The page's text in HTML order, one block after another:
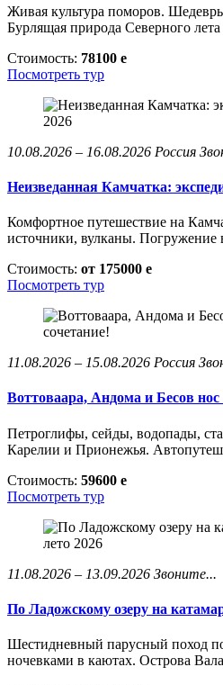
Живая культура поморов.
Бурлящая природа Северного лета
Стоимость: 78100 e
Посмотреть тур
10.08.2026 – 16.08.2026 Россия
Неизведанная Камчатка:
Комфортное путешествие на
источники, вулканы.
Стоимость: от 175000 e
Посмотреть тур
11.08.2026 – 15.08.2026 Россия
Воттоваара, Андома и Бесов нос
Петроглифы, сейды, водопады,
Карелии и Прионежья.
Стоимость: 59600 e
Посмотреть тур
11.08.2026 – 13.09.2026 Звоните...
По Ладожскому озеру на
Шестидневный парусный поход
ночевками в каютах. Острова